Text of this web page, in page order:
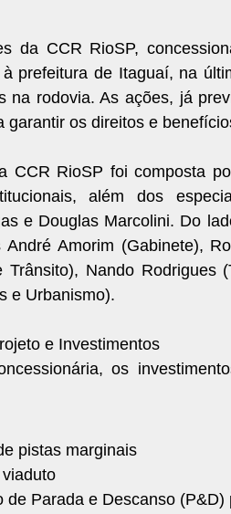
da CCR RioSP,
prefeitura de Itaguaí, na
na rodovia. As ações, já
garantir os direitos e
CCR RioSP foi composta
além dos
e Douglas Marcolini. Do
André Amorim (Gabinete),
Trânsito), Nando Rodrigues
e Urbanismo).
e Investimentos
os
pistas marginais
de Parada e Descanso